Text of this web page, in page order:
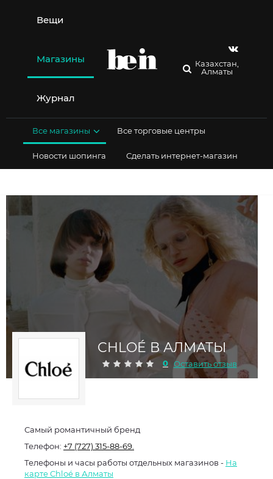
содержимому
Вещи
Магазины
Журнал
Казахстан,
Алматы
Все магазины Все торговые центры
Новости шопинга Сделать интернет-магазин
CHLOÉ В АЛМАТЫ
0 Оставить отзыв
Самый романтичный бренд
Телефон: +7 (727) 315-88-69.
Телефоны и часы работы отдельных магазинов - На
карте Chloé в Алматы